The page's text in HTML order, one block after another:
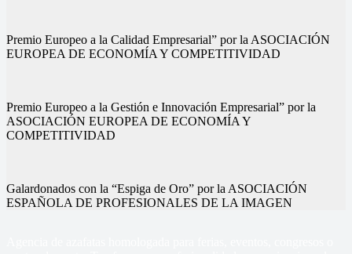
Premio Europeo a la Calidad Empresarial” por la ASOCIACIÓN
EUROPEA DE ECONOMÍA Y COMPETITIVIDAD
Premio Europeo a la Gestión e Innovación Empresarial” por la
ASOCIACIÓN EUROPEA DE ECONOMÍA Y
COMPETITIVIDAD
Galardonados con la “Espiga de Oro” por la ASOCIACIÓN
ESPAÑOLA DE PROFESIONALES DE LA IMAGEN